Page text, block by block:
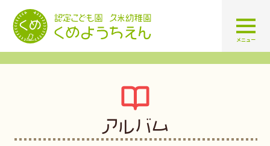
認定こども園 学校法人久米幼
メニュー
アルバム